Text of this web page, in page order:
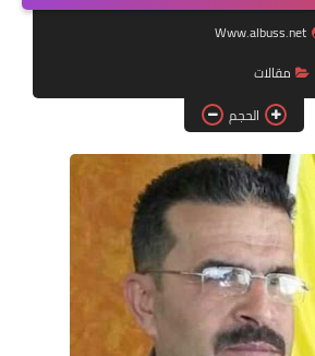
Www.albuss.net
مقالات
الحجم